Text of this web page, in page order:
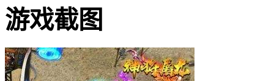
游戏截图